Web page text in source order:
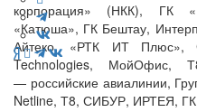
корпорация» (НКК), ГК
«Катюша», ГК Бештау,
Айтеко, «РТК ИТ Плюс»,
Technologies, МойОфис,
— российские авиалинии,
Netline, Т8, СИБУР, ИРТЕЯ, ГК